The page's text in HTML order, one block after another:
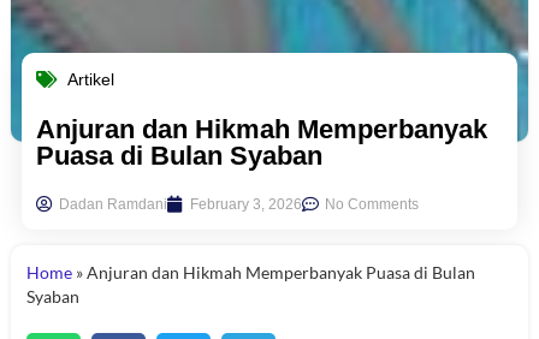
Artikel
Anjuran dan Hikmah Memperbanyak
Puasa di Bulan Syaban
Dadan Ramdani February 3, 2026 No Comments
Home»Anjuran dan Hikmah Memperbanyak Puasa di Bulan
Syaban